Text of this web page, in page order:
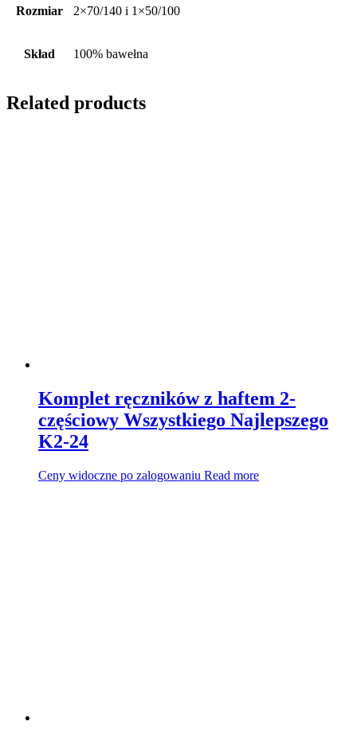
Rozmiar 2×70/140 i 1×50/100
Skład 100% bawełna
Related products
Komplet ręczników z haftem 2-
częściowy Wszystkiego Najlepszego
K2-24
Ceny widoczne po zalogowaniu Read more